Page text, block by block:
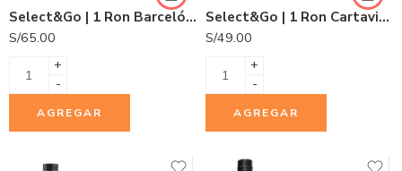
Select&Go | 1 Ron Barceló Gran Añejo 750ml + 2 Gaseosas Coca Cola 1.5L + 1 Hielo COLDGEM 3.0Kg.
S/65.00
+
-
AGREGAR
Select&Go | 1 Ron Cartavio Black Botella 1L + 2 Gaseosas Coca Cola 1.5L + 1 Hielo COLDGEM 3.0Kg.
S/49.00
+
-
AGREGAR